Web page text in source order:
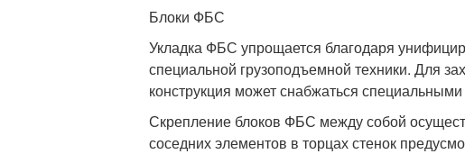
Блоки ФБС
Укладка ФБС упрощается благодаря
специальной грузоподъемной техники. Для
конструкция может снабжаться
Скрепление блоков ФБС между собой
соседних элементов в торцах стенок